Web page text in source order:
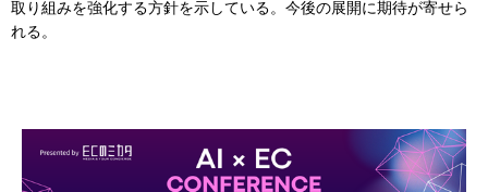
取り組みを強化する方針を示している。今後の展開に期待が寄せら
れる。